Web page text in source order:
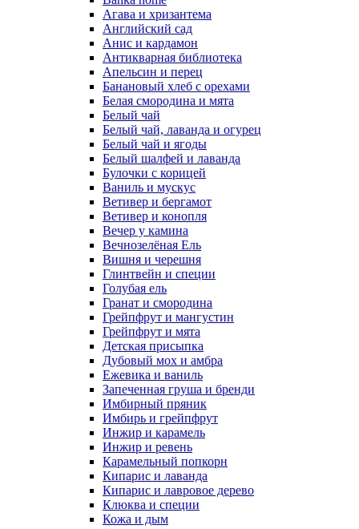
Агава и хризантема
Английский сад
Анис и кардамон
Антикварная библиотека
Апельсин и перец
Банановый хлеб с орехами
Белая смородина и мята
Белый чай
Белый чай, лаванда и огурец
Белый чай и ягоды
Белый шалфей и лаванда
Булочки с корицей
Ваниль и мускус
Ветивер и бергамот
Ветивер и конопля
Вечер у камина
Вечнозелёная Ель
Вишня и черешня
Глинтвейн и специи
Голубая ель
Гранат и смородина
Грейпфрут и мангустин
Грейпфрут и мята
Детская присыпка
Дубовый мох и амбра
Ежевика и ваниль
Запеченная груша и бренди
Имбирный пряник
Имбирь и грейпфрут
Инжир и карамель
Инжир и ревень
Карамельный попкорн
Кипарис и лаванда
Кипарис и лавровое дерево
Клюква и специи
Кожа и дым